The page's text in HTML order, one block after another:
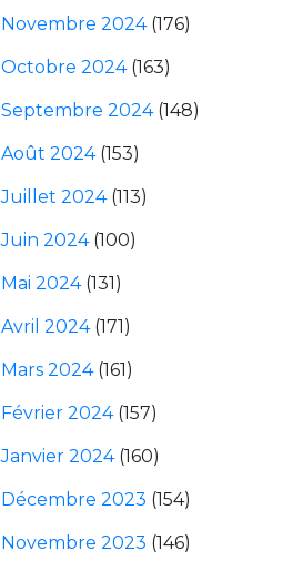
Novembre 2024(176)
Octobre 2024(163)
Septembre 2024(148)
Août 2024(153)
Juillet 2024(113)
Juin 2024(100)
Mai 2024(131)
Avril 2024(171)
Mars 2024(161)
Février 2024(157)
Janvier 2024(160)
Décembre 2023 (154)
Novembre 2023 (146)